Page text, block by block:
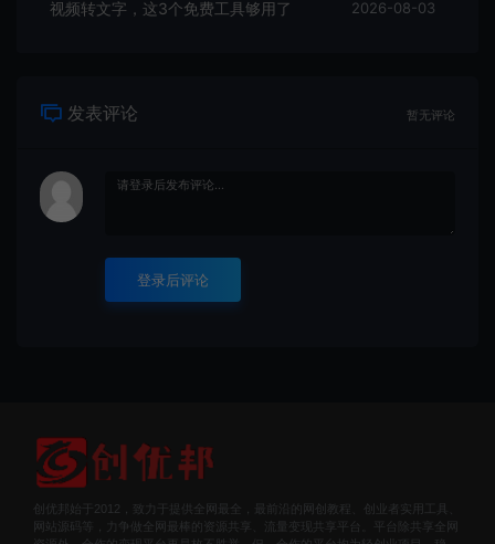
视频转文字，这3个免费工具够用了 2026-08-03
发表评论 暂无评论
登录后评论
创优邦始于2012，致力于提供全网最全，最前沿的网创教程、创业者实用工具、
网站源码等，力争做全网最棒的资源共享、流量变现共享平台。平台除共享全网